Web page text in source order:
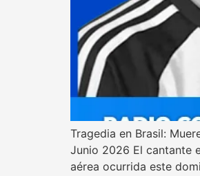
Tragedia en Brasil:
Junio 2026 El cantante
aérea ocurrida este